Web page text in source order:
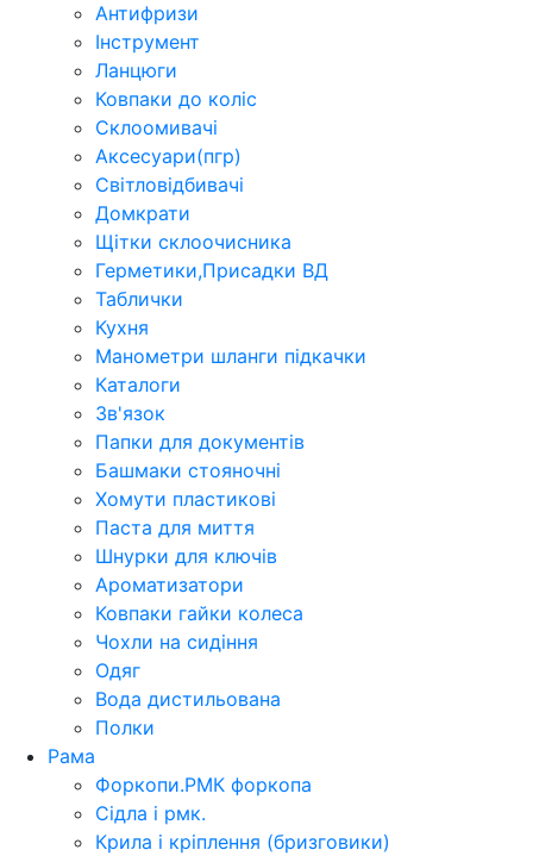
Антифризи
Інструмент
Ланцюги
Ковпаки до коліс
Склоомивачі
Аксесуари(пгр)
Світловідбивачі
Домкрати
Щітки склоочисника
Герметики,Присадки ВД
Таблички
Кухня
Манометри шланги підкачки
Каталоги
Зв'язок
Папки для документів
Башмаки стояночні
Хомути пластикові
Паста для миття
Шнурки для ключів
Ароматизатори
Ковпаки гайки колеса
Чохли на сидіння
Одяг
Вода дистильована
Полки
Рама
Форкопи.РМК форкопа
Сідла і рмк.
Крила і кріплення (бризговики)